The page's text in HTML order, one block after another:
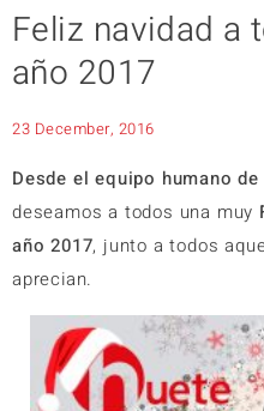
Feliz navidad a
año 2017
23 December, 2016
Desde el equipo humano de
deseamos a todos una muy
año 2017, junto a todos
aprecian.